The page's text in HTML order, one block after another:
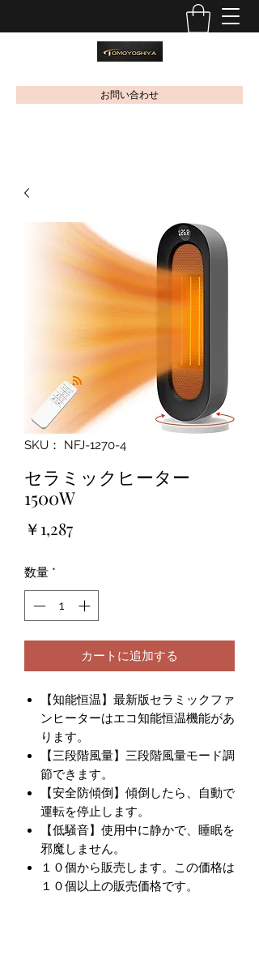
お問い合わせ
SKU： NFJ-1270-4
セラミックヒーター
1500W
￥1,287価
数量 *
カートに追加する
【知能恒温】最新版セラミックファ
ンヒーターはエコ知能恒温機能があ
ります。
【三段階風量】三段階風量モード調
節できます。
【安全防傾倒】傾倒したら、自動で
運転を停止します。
【低騒音】使用中に静かで、睡眠を
邪魔しません。
１０個から販売します。この価格は
１０個以上の販売価格です。